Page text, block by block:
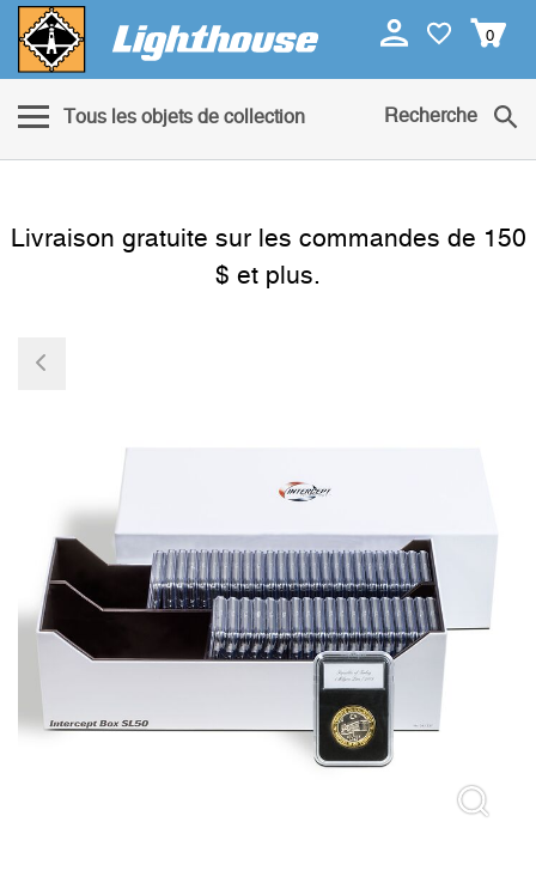
0
Tous les objets de collection Recherche
Livraison gratuite sur les commandes de 150
$ et plus.